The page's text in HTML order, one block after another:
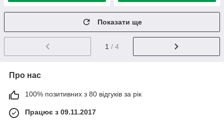
Показати ще
1 / 4
Про нас
100% позитивних з 80 відгуків за рік
Працює з 09.11.2017